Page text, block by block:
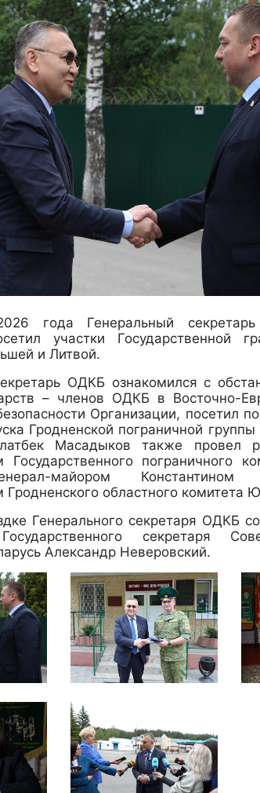
года Генеральный
участки Государственной
и Литвой.
ОДКБ ознакомился с
– членов ОДКБ в Восточно-
Организации, посетил
Гродненской пограничной группы
Масадыков также провел
Государственного пограничного
майором
Гродненского областного комитета
Генерального секретаря ОДКБ
секретаря
Александр Неверовский.